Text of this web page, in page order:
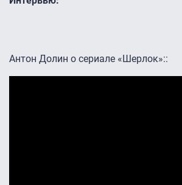
Антон Долин о сериале «Шерлок»::